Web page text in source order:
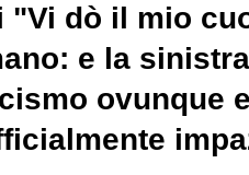
"Vi dò il mio
e la
ovunque